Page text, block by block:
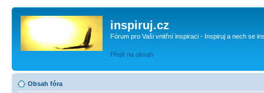
inspiruj.cz
Fórum pro Vaši vnitřní inspiraci - Inspiruj a nech se
Přejít na obsah
Obsah fóra